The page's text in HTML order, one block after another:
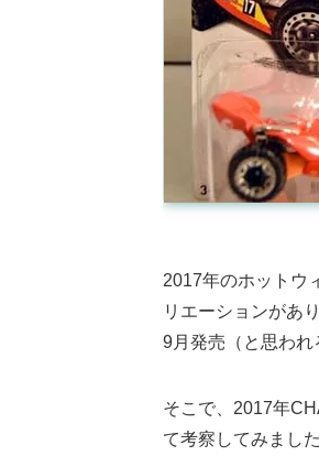
2017年のホットウ
リエーションがあ
9月発売（と思われ
そこで、2017年
て考察してみました